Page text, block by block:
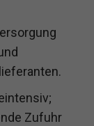
Zufuhr